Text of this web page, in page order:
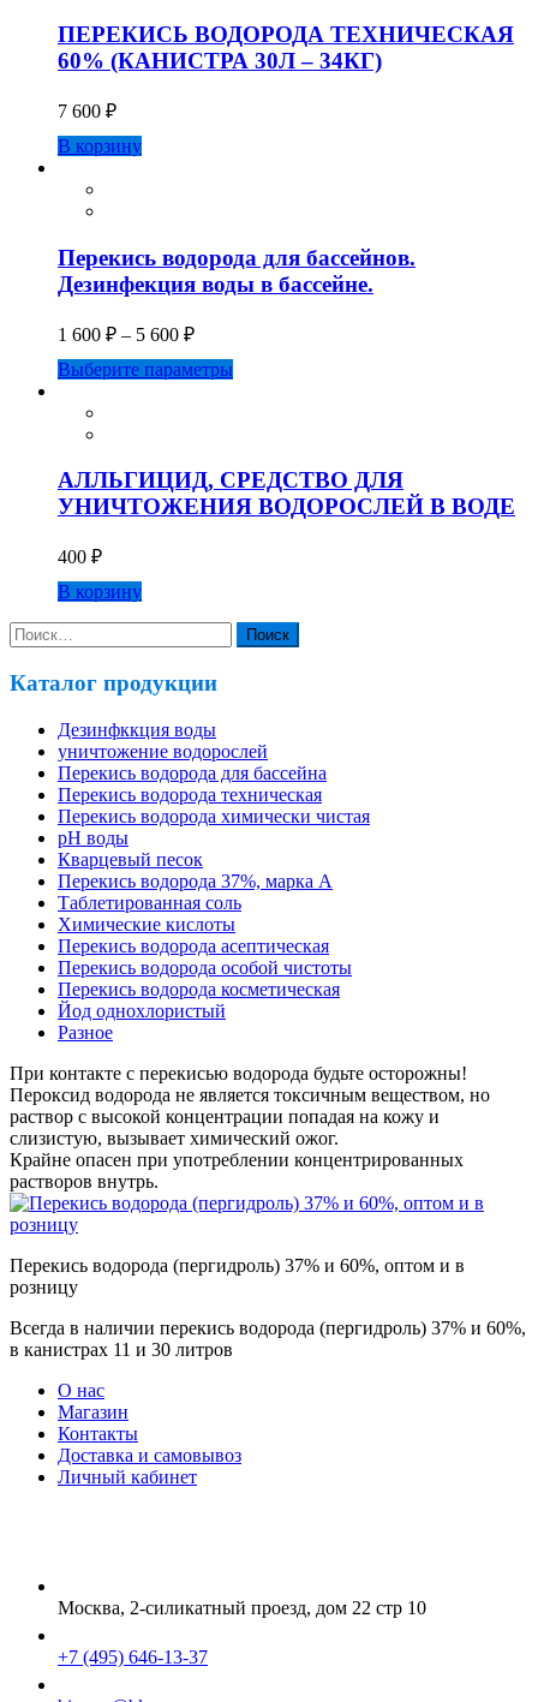
ПЕРЕКИСЬ ВОДОРОДА ТЕХНИЧЕСКАЯ
60% (КАНИСТРА 30Л – 34КГ)
7 600 ₽
В корзину
Перекись водорода для бассейнов.
Дезинфекция воды в бассейне.
1 600 ₽ – 5 600 ₽
Выберите параметры
Опции
можно
выбрать
АЛЛЬГИЦИД, СРЕДСТВО ДЛЯ
УНИЧТОЖЕНИЯ ВОДОРОСЛЕЙ В ВОДЕ
400 ₽
В корзину
Найти:
Каталог продукции
Дезинфккция воды
уничтожение водорослей
Перекись водорода для бассейна
Перекись водорода техническая
Перекись водорода химически чистая
pH воды
Кварцевый песок
Перекись водорода 37%, марка А
Таблетированная соль
Химические кислоты
Перекись водорода асептическая
Перекись водорода особой чистоты
Перекись водорода косметическая
Йод однохлористый
Разное
При контакте с перекисью водорода будьте осторожны!
Пероксид водорода не является токсичным веществом, но
раствор с высокой концентрации попадая на кожу и
слизистую, вызывает химический ожог.
Крайне опасен при употреблении концентрированных
растворов внутрь.
Перекись водорода (пергидроль) 37% и 60%, оптом и в
розницу
Всегда в наличии перекись водорода (пергидроль) 37% и 60%,
в канистрах 11 и 30 литров
О нас
Магазин
Контакты
Доставка и самовывоз
Личный кабинет
Москва, 2-силикатный проезд, дом 22 стр 10
+7 (495) 646-13-37